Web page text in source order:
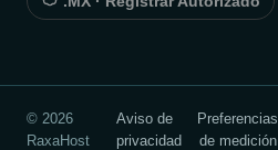
© 2026
RaxaHost
Aviso de
privacidad
Preferencias
de medición